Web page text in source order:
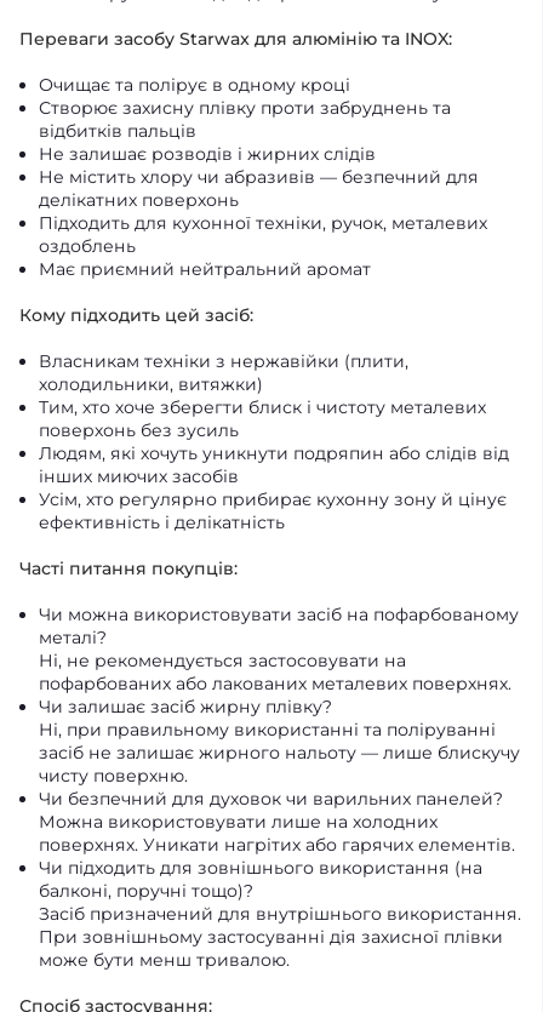
Переваги засобу Starwax для алюмінію та INOX:
Очищає та полірує в одному кроці
Створює захисну плівку проти забруднень та
відбитків пальців
Не залишає розводів і жирних слідів
Не містить хлору чи абразивів — безпечний для
делікатних поверхонь
Підходить для кухонної техніки, ручок, металевих
оздоблень
Має приємний нейтральний аромат
Кому підходить цей засіб:
Власникам техніки з нержавійки (плити,
холодильники, витяжки)
Тим, хто хоче зберегти блиск і чистоту металевих
поверхонь без зусиль
Людям, які хочуть уникнути подряпин або слідів від
інших миючих засобів
Усім, хто регулярно прибирає кухонну зону й цінує
ефективність і делікатність
Часті питання покупців:
Чи можна використовувати засіб на пофарбованому
металі?
Ні, не рекомендується застосовувати на
пофарбованих або лакованих металевих поверхнях.
Чи залишає засіб жирну плівку?
Ні, при правильному використанні та поліруванні
засіб не залишає жирного нальоту — лише блискучу
чисту поверхню.
Чи безпечний для духовок чи варильних панелей?
Можна використовувати лише на холодних
поверхнях. Уникати нагрітих або гарячих елементів.
Чи підходить для зовнішнього використання (на
балконі, поручні тощо)?
Засіб призначений для внутрішнього використання.
При зовнішньому застосуванні дія захисної плівки
може бути менш тривалою.
Спосіб застосування: